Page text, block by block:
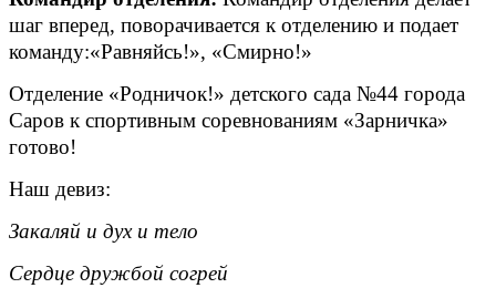
шаг вперед, поворачивается к отделению и подает
команду:«Равняйсь!», «Смирно!»
Отделение «Родничок!» детского сада №44 города
Саров к спортивным соревнованиям «Зарничка»
готово!
Наш девиз:
Закаляй и дух и тело
Сердце дружбой согрей